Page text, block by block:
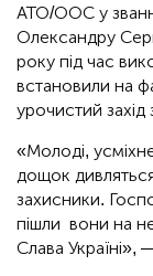
АТО/ООС у
Олександру
року під час
встановили на
урочистий
«Молоді,
дощок
захисники.
пішли вони на
Слава Україні»,